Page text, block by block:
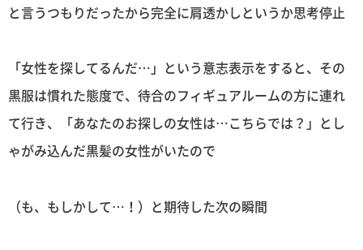
と言うつもりだったから完全に肩透かしというか思考停止
「女性を探してるんだ…」という意志表示をすると、その
黒服は慣れた態度で、待合のフィギュアルームの方に連れ
て行き、「あなたのお探しの女性は…こちらでは？」とし
ゃがみ込んだ黒髪の女性がいたので
（も、もしかして…！）と期待した次の瞬間